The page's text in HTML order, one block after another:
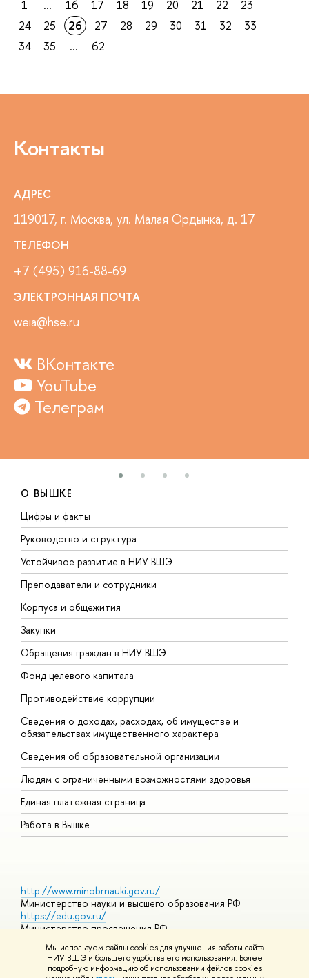
Мы используем файлы cookies для улучшения работы сайта
НИУ ВШЭ и большего удобства его использования. Более
подробную информацию об использовании файлов cookies
1 ... 16 17 18 19 20 21 22
23
24
25 26 27 28 29 30 31 32
33
34
35 ... 62
Контакты
АДРЕС
119017, г. Москва, ул. Малая Ордынка, д. 17
ТЕЛЕФОН
+7 (495) 916-88-69
ЭЛЕКТРОННАЯ ПОЧТА
weia@hse.ru
ВКонтакте
YouTube
Телеграм
О ВЫШКЕ
Цифры и факты
Руководство и структура
Устойчивое развитие в НИУ ВШЭ
Преподаватели и сотрудники
Корпуса и общежития
Закупки
Обращения граждан в НИУ ВШЭ
Фонд целевого капитала
Противодействие коррупции
Сведения о доходах, расходах, об имуществе и
обязательствах имущественного характера
Сведения об образовательной организации
Людям с ограниченными возможностями здоровья
Единая платежная страница
Работа в Вышке
http://www.minobrnauki.gov.ru/
Министерство науки и высшего образования РФ
https://edu.gov.ru/
Министерство просвещения РФ
Массовые открытые онлайн-курсы